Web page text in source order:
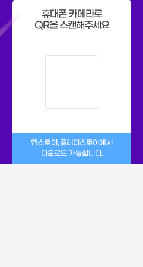
휴대폰 카메라로
QR을 스캔해주세요
앱스토어, 플레이스토어에서
다운로드 가능합니다.